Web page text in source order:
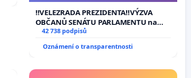
návrhu na přijetí usnesení k podání
ústavní žaloby na prezidenta
republiky
‼️VELEZRADA PREZIDENTA‼️VÝZVA
OBČANŮ SENÁTU PARLAMENTU na
vyhlášení veřejného slyšení podle §
na přijetí usnesení k podání ústavní
42 738 podpisů
Oznámení o transparentnosti